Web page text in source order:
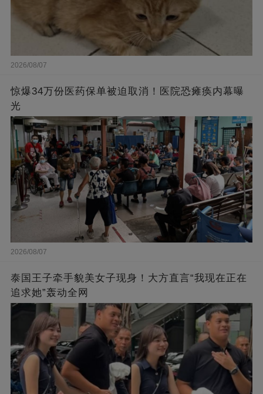
2026/08/07
惊爆34万份医药保单被迫取消！医院恐瘫痪内幕曝
光
2026/08/07
泰国王子牵手貌美女子现身！大方直言“我现在正在
追求她”轰动全网